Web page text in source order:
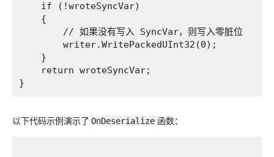
    if (!wroteSyncVar)
    {
        // 如果没有写入 SyncVar，则写入零脏位
        writer.WritePackedUInt32(0);
    }
    return wroteSyncVar;
以下代码示例演示了 OnDeserialize 函数：